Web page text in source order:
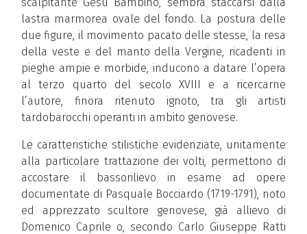
lastra marmorea ovale del fondo. La postura delle
due figure, il movimento pacato delle stesse, la resa
della veste e del manto della Vergine, ricadenti in
pieghe ampie e morbide, inducono a datare l’opera
al terzo quarto del secolo XVIII e a ricercarne
l’autore, finora ritenuto ignoto, tra gli artisti
tardobarocchi operanti in ambito genovese.
Le caratteristiche stilistiche evidenziate, unitamente
alla particolare trattazione dei volti, permettono di
accostare il bassorilievo in esame ad opere
documentate di Pasquale Bocciardo (1719-1791), noto
ed apprezzato scultore genovese, già allievo di
Domenico Caprile o, secondo Carlo Giuseppe Ratti